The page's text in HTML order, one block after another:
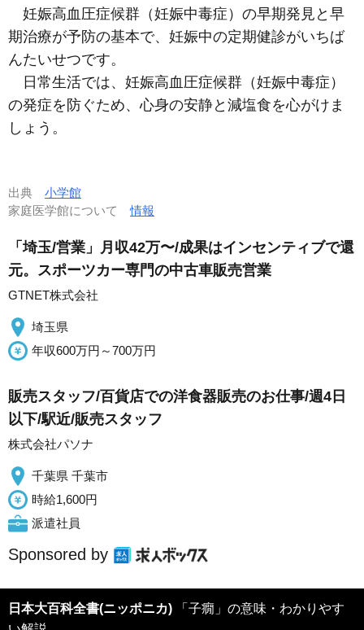
妊娠高血圧症候群（妊娠中毒症）の早期発見と早
期治療が予防の基本で、妊娠中の定期健診がいちば
んたいせつです。
日常生活では、妊娠高血圧症候群（妊娠中毒症）
の発症を防ぐため、心身の安静と減塩食を心がけま
しょう。
出典 小学館
家庭医学館について情報
「埼玉/営業」月収42万〜/成果はインセンティブで還
元。スポーツカー専門の中古車販売営業
GTNET株式会社
埼玉県
年収600万円～700万円
販売スタッフ/百貨店での洋食器販売のお仕事/週4日
以下/駅近/販売スタッフ
株式会社パソナ
千葉県 千葉市
時給1,600円
派遣社員
Sponsored by
日本大百科全書(ニッポニカ)